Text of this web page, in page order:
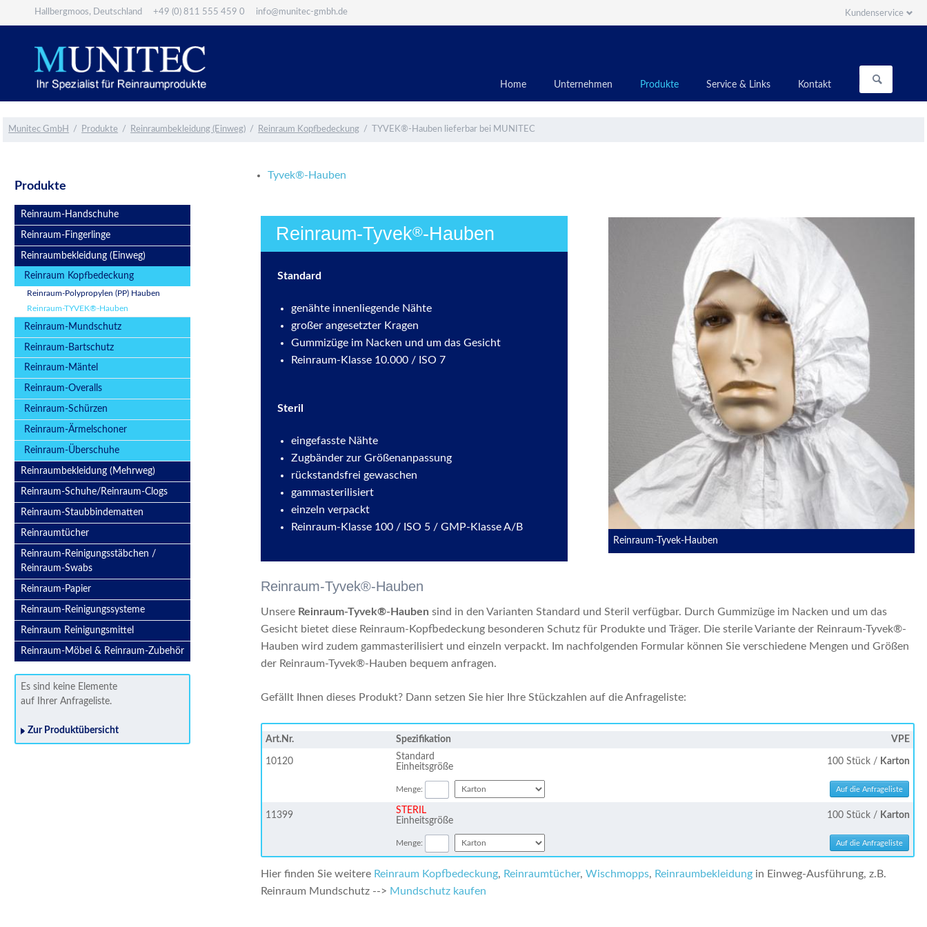
Hallbergmoos, Deutschland +49 (0) 811 555 459 0 info@munitec-gmbh.de
Kundenservice
Navigation
überspringen
Home Unternehmen Produkte
Reinraum-TYVEK®-Hauben
Reinraum-Mundschutz
Reinraum-Bartschutz
Reinraum-Mäntel
Reinraum-Overalls
Reinraum-Schürzen
Reinraum-Ärmelschoner
Reinraum-Überschuhe
Service & Links Kontakt
Suchen
Munitec GmbH Produkte Reinraumbekleidung (Einweg) Reinraum Kopfbedeckung TYVEK®-Hauben lieferbar bei MUNITEC
Tyvek®-Hauben
Reinraum-Tyvek®-Hauben
Standard
genähte innenliegende Nähte
großer angesetzter Kragen
Gummizüge im Nacken und um das Gesicht
Reinraum-Klasse 10.000 / ISO 7
Steril
eingefasste Nähte
Zugbänder zur Größenanpassung
rückstandsfrei gewaschen
gammasterilisiert
einzeln verpackt
Reinraum-Klasse 100 / ISO 5 / GMP-Klasse A/B
Reinraum-Tyvek-Hauben
Reinraum-Tyvek®-Hauben
Unsere Reinraum-Tyvek®-Hauben sind in den Varianten Standard und Steril verfügbar. Durch Gummizüge im Nacken und um das
Gesicht bietet diese Reinraum-Kopfbedeckung besonderen Schutz für Produkte und Träger. Die sterile Variante der Reinraum-Tyvek®-
Hauben wird zudem gammasterilisiert und einzeln verpackt. Im nachfolgenden Formular können Sie verschiedene Mengen und Größen
der Reinraum-Tyvek®-Hauben bequem anfragen.
Gefällt Ihnen dieses Produkt? Dann setzen Sie hier Ihre Stückzahlen auf die Anfrageliste:
Art.Nr. Spezifikation VPE
10120
Standard
Einheitsgröße
100 Stück / Karton
Menge:
11399
STERIL
Einheitsgröße
100 Stück / Karton
Menge:
Hier finden Sie weitere Reinraum Kopfbedeckung, Reinraumtücher, Wischmopps, Reinraumbekleidung in Einweg-Ausführung, z.B.
Reinraum Mundschutz --> Mundschutz kaufen
Navigation
Produkte
Reinraum-Handschuhe
Reinraum-Fingerlinge
Reinraumbekleidung (Einweg)
Reinraum Kopfbedeckung
Reinraum-Polypropylen (PP) Hauben
Reinraum-TYVEK®-Hauben
Reinraum-Mundschutz
Reinraum-Bartschutz
Reinraum-Mäntel
Reinraum-Overalls
Reinraum-Schürzen
Reinraum-Ärmelschoner
Reinraum-Überschuhe
Reinraumbekleidung (Mehrweg)
Reinraum-Schuhe/Reinraum-Clogs
Reinraum-Staubbindematten
Reinraumtücher
Reinraum-Reinigungsstäbchen /
Reinraum-Swabs
Reinraum-Papier
Reinraum-Reinigungssysteme
Reinraum Reinigungsmittel
Reinraum-Möbel & Reinraum-Zubehör
Es sind keine Elemente
auf Ihrer Anfrageliste.
Zur Produktübersicht